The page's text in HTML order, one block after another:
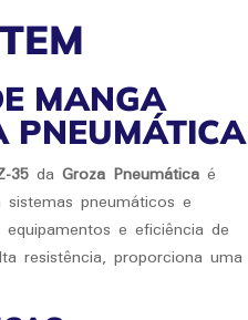
MANGA
PNEUMÁTICA
35 daGroza Pneumática é
pneumáticos e
e eficiência de
resistência, proporciona uma